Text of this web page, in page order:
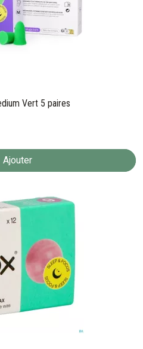
Vert 5 paires
Ajouter